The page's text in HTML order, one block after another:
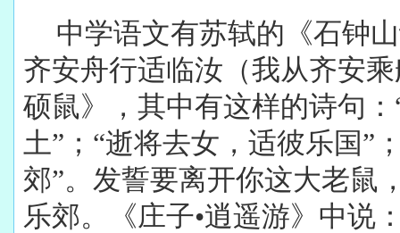
中学语文有苏轼的《石钟
齐安舟行适临汝（我从齐安
硕鼠》，其中有这样的诗句
土”；“逝将去女，适彼乐国”
郊”。发誓要离开你这大老鼠
乐郊。《庄子•逍遥游》中说